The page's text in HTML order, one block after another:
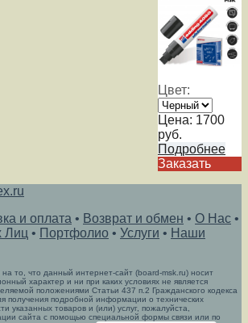
Цвет:
Цена: 1700
руб.
Подробнее
Заказать
и оплата • Возврат и обмен • О Нас •
Лиц • Портфолио • Услуги • Наши
то, что данный интернет-сайт (board-msk.ru) носит
характер и ни при каких условиях не является
положениями Статьи 437 п.2 Гражданского кодекса
получения подробной информации о технических
указанных товаров и (или) услуг, пожалуйста,
сайта с помощью специальной формы связи или по